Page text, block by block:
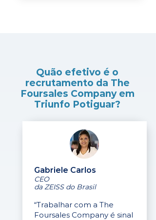
Quão efetivo é o
recrutamento da The
Foursales Company em
Triunfo Potiguar?
Gabriele Carlos
CEO
da ZEISS do Brasil
“Trabalhar com a The
Foursales Company é sinal